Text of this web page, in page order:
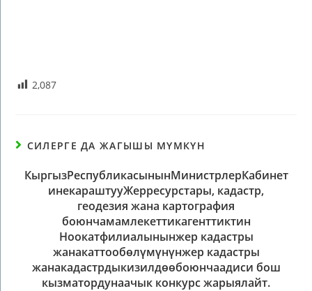
2,087
СИЛЕРГЕ ДА ЖАГЫШЫ МҮМКҮН
КыргызРеспубликасынынМинистрлерКабинет
инекараштууЖерресурстары, кадастр,
геодезия жана картография
боюнчамамлекеттикагенттиктин
Ноокатфилиалынынжер кадастры
жанакаттообөлүмүнүнжер кадастры
жанакадастрдыкизилдөөбоюнчаадиси бош
кызматордунаачык конкурс жарыялайт.